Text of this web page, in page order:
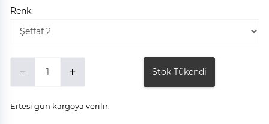
Renk:
Stok Tükendi
Ertesi gün kargoya verilir.